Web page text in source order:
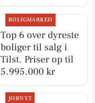
BOLIGMARKED
Top 6 over dyreste
boliger til salg i
Tilst. Priser op til
5.995.000 kr
JOBNYT